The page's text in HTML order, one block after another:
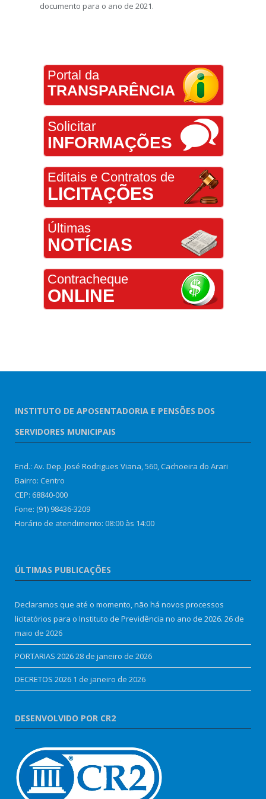
documento para o ano de 2021.
Portal da
TRANSPARÊNCIA
Solicitar
INFORMAÇÕES
Editais e Contratos de
LICITAÇÕES
Últimas
NOTÍCIAS
Contracheque
ONLINE
INSTITUTO DE APOSENTADORIA E PENSÕES DOS
SERVIDORES MUNICIPAIS
End.: Av. Dep. José Rodrigues Viana, 560, Cachoeira do Arari
Bairro: Centro
CEP: 68840-000
Fone: (91) 98436-3209
Horário de atendimento: 08:00 às 14:00
ÚLTIMAS PUBLICAÇÕES
Declaramos que até o momento, não há novos processos
licitatórios para o Instituto de Previdência no ano de 2026. 26 de
maio de 2026
PORTARIAS 202628 de janeiro de 2026
DECRETOS 2026 1 de janeiro de 2026
DESENVOLVIDO POR CR2